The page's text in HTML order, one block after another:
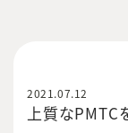
2021.07.12
上質なPMTC